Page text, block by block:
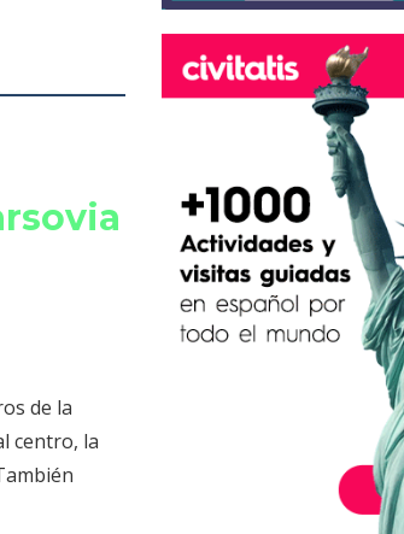
de la
centro, la